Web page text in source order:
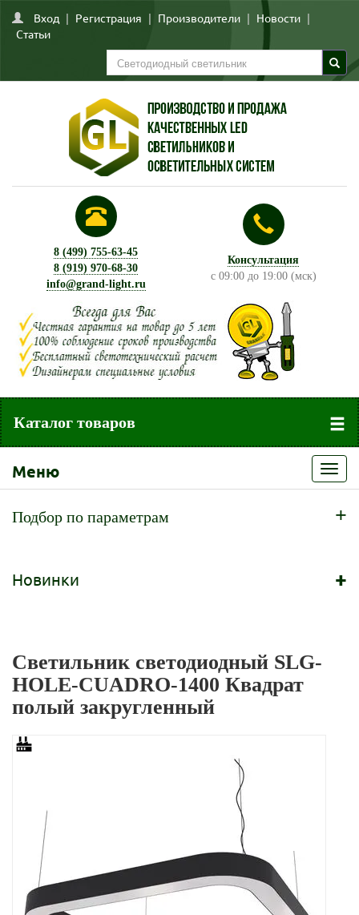
Вход | Регистрация | Производители | Новости |
Статьи
8 (499) 755-63-45
8 (919) 970-68-30
info@grand-light.ru
Консультация
с 09:00 до 19:00 (мск)
Каталог товаров
Меню
Подбор по параметрам +
Новинки +
Светильник светодиодный SLG-
HOLE-CUADRO-1400 Квадрат
полый закругленный